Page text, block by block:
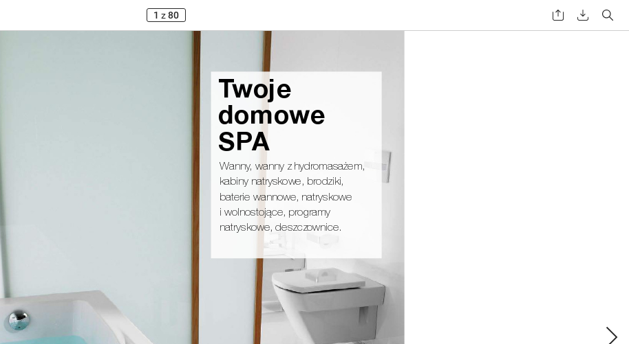
1 z 80
Wanny, wanny z hydromasażem,
kabiny natryskowe, brodziki,
baterie wannowe, natryskowe
i wolnostojące, programy
natryskowe, deszczownice.
Twoje
d omowe
S PA